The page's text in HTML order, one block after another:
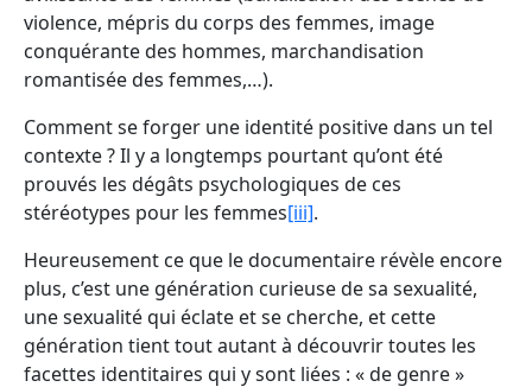
violence, mépris du corps des femmes, image
conquérante des hommes, marchandisation
romantisée des femmes,…).
Comment se forger une identité positive dans un tel
contexte ? Il y a longtemps pourtant qu’ont été
prouvés les dégâts psychologiques de ces
stéréotypes pour les femmes[iii].
Heureusement ce que le documentaire révèle encore
plus, c’est une génération curieuse de sa sexualité,
une sexualité qui éclate et se cherche, et cette
génération tient tout autant à découvrir toutes les
facettes identitaires qui y sont liées : « de genre »